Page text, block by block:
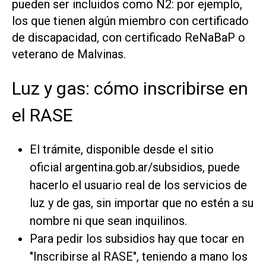
pueden ser incluidos como N2: por ejemplo,
los que tienen algún miembro con certificado
de discapacidad, con certificado ReNaBaP o
veterano de Malvinas.
Luz y gas: cómo inscribirse en
el RASE
El trámite, disponible desde el sitio
oficial argentina.gob.ar/subsidios, puede
hacerlo el usuario real de los servicios de
luz y de gas, sin importar que no estén a su
nombre ni que sean inquilinos.
Para pedir los subsidios hay que tocar en
"Inscribirse al RASE", teniendo a mano los